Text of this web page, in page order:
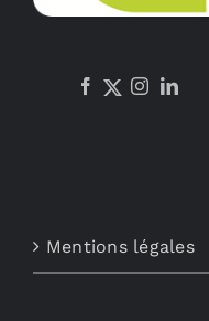
Mentions légales